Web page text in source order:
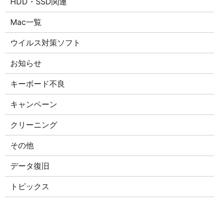
Mac一覧
ウイルス対策ソフト
お知らせ
キーボード不良
キャンペーン
クリーニング
その他
データ復旧
トピックス